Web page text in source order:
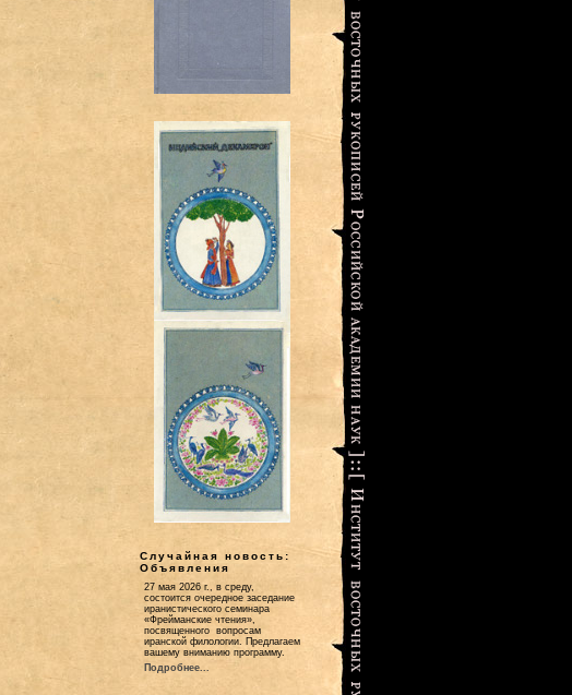
Случайная новость:
Объявления
27 мая 2026 г., в среду,
состоится очередное заседание
иранистического семинара
«Фрейманские чтения»,
посвященного вопросам
иранской филологии. Предлагаем
вашему вниманию программу.
Подробнее...